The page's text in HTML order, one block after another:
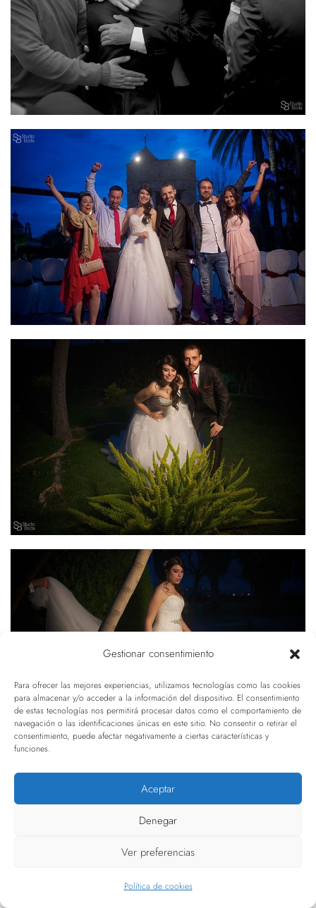
Gestionar consentimiento
Para ofrecer las mejores experiencias, utilizamos tecnologías como las cookies
para almacenar y/o acceder a la información del dispositivo. El consentimiento
de estas tecnologías nos permitirá procesar datos como el comportamiento de
navegación o las identificaciones únicas en este sitio. No consentir o retirar el
consentimiento, puede afectar negativamente a ciertas características y
funciones.
Aceptar
Denegar
Ver preferencias
Política de cookies